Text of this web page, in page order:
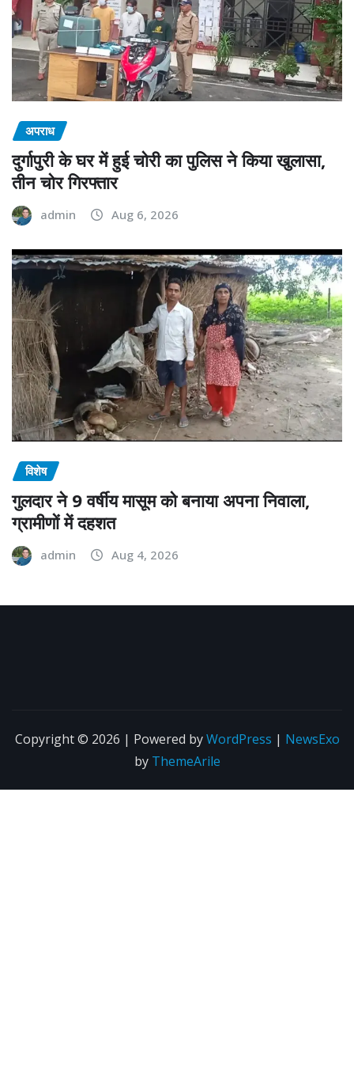
अपराध
दुर्गापुरी के घर में हुई चोरी का पुलिस ने किया खुलासा,
तीन चोर गिरफ्तार
admin Aug 6, 2026
विशेष
गुलदार ने 9 वर्षीय मासूम को बनाया अपना निवाला,
ग्रामीणों में दहशत
admin Aug 4, 2026
Copyright © 2026 | Powered byWordPress | NewsExo
by ThemeArile